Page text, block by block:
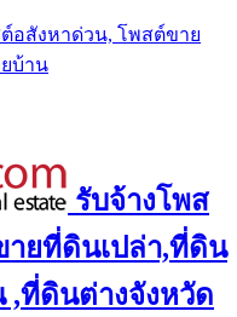
อสังหาด่วน, โพสต์ขาย
บ้าน
รับจ้างโพส
ายที่ดินเปล่า,ที่ดิน
ที่ดินต่างจังหวัด